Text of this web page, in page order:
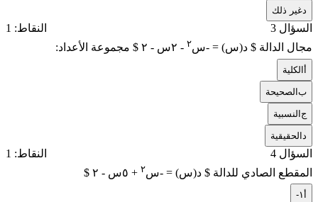
غير ذلك
السؤال 3
النقاط: 1
مجال الدالة $ د(س) = -س ٢- ٢س - ٢ $ مجموعة الأعداد:
الكلية
بالصحيحة
جالنسبية
الحقيقية
السؤال 4
النقاط: 1
المقطع الصادي للدالة $ د(س) = -س ٢+ ٥س - ٢ $
-١